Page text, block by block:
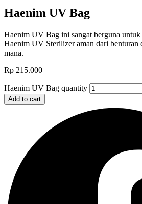
Haenim UV Bag
Haenim UV Bag ini sangat berguna
Haenim UV Sterilizer aman dari benturan
mana.
Rp 215.000
Haenim UV Bag quantity
Add to cart